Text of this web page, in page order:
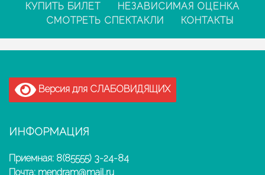
КУПИТЬ БИЛЕТ
НЕЗАВИСИМАЯ ОЦЕНКА
СМОТРЕТЬ СПЕКТАКЛИ
КОНТАКТЫ
Версия для СЛАБОВИДЯЩИХ
ИНФОРМАЦИЯ
Приемная: 8(85555) 3-24-84
Почта: mendram@mail.ru